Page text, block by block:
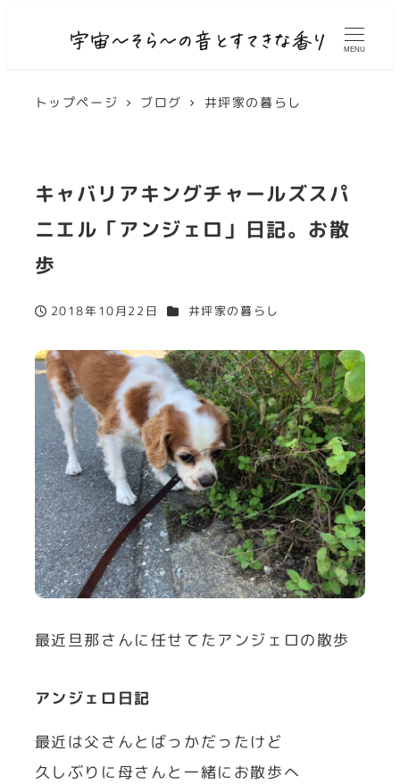
MENU
トップページ ブログ 井坪家の暮らし
キャバリアキングチャールズスパ
ニエル「アンジェロ」日記。お散
歩
投稿日
2018年10月22日 カテゴリー
井坪家の暮らし
最近旦那さんに任せてたアンジェロの散歩
アンジェロ日記
最近は父さんとばっかだったけど
久しぶりに母さんと一緒にお散歩へ